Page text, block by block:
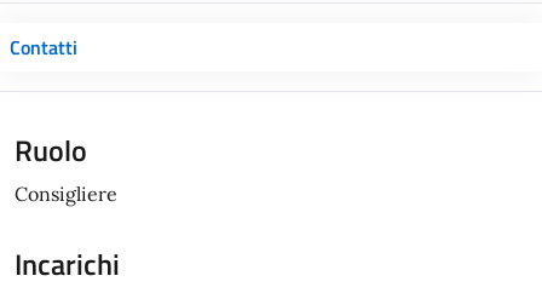
Contatti
Ruolo
Consigliere
Incarichi